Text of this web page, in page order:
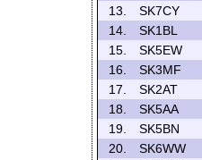
13.
SK7CY
14.
SK1BL
15.
SK5EW
16.
SK3MF
17.
SK2AT
18.
SK5AA
19.
SK5BN
20.
SK6WW